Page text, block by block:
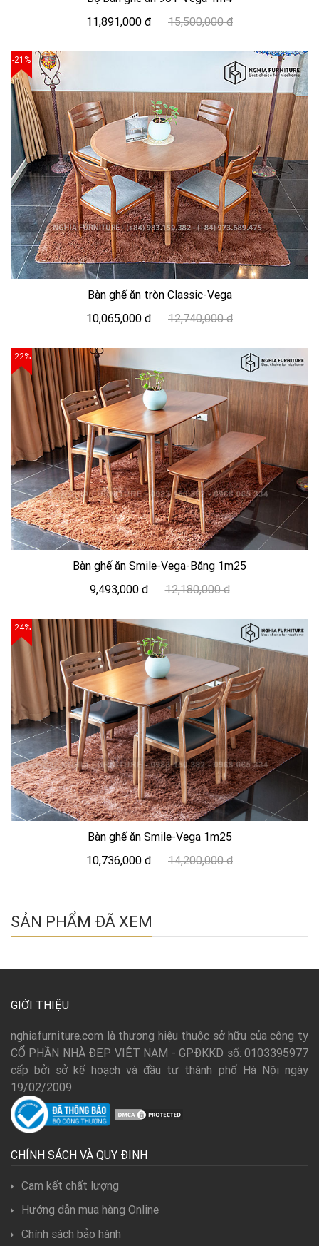
11,891,000 đ
15,500,000 đ
-21%
Bàn ghế ăn tròn Classic-Vega
10,065,000 đ
12,740,000 đ
-22%
Bàn ghế ăn Smile-Vega-Băng 1m25
9,493,000 đ
12,180,000 đ
-24%
Bàn ghế ăn Smile-Vega 1m25
10,736,000 đ
14,200,000 đ
SẢN PHẨM ĐÃ XEM
GIỚI THIỆU
nghiafurniture.com là thương hiệu thuộc sở hữu của công ty
CỔ PHẦN NHÀ ĐẸP VIỆT NAM - GPĐKKD số: 0103395977
cấp bởi sở kế hoạch và đầu tư thành phố Hà Nội ngày
19/02/2009
CHÍNH SÁCH VÀ QUY ĐỊNH
Cam kết chất lượng
Hướng dẫn mua hàng Online
Chính sách bảo hành